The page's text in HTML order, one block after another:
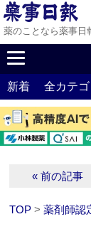
薬のことなら薬事日
新着 全カテ
« 前の記事
TOP >薬剤師認